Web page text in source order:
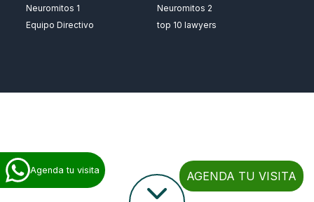
Agenda tu visita
Neuromitos 1
Neuromitos 2
Equipo Directivo
top 10 lawyers
AGENDA TU VISITA